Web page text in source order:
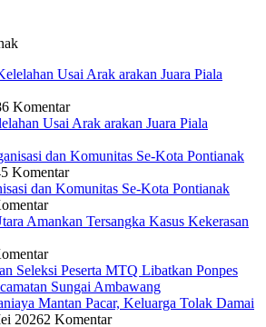
6 Komentar
Usai Arak arakan Juara Piala
5 Komentar
dan Komunitas Se-Kota Pontianak
Amankan Tersangka Kasus Kekerasan
Seleksi Peserta MTQ Libatkan Ponpes
Sungai Ambawang
20262 Komentar